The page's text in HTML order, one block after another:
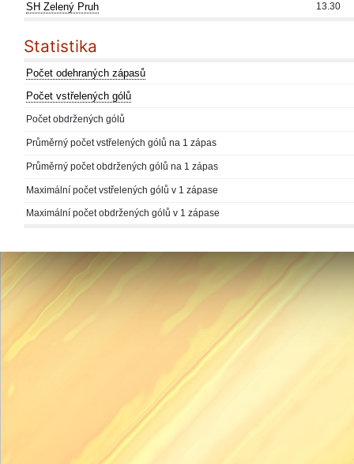
SH Zelený Pruh 13.30
Statistika
Počet odehraných zápasů
Počet vstřelených gólů
Počet obdržených gólů
Průměrný počet vstřelených gólů na 1 zápas
Průměrný počet obdržených gólů na 1 zápas
Maximální počet vstřelených gólů v 1 zápase
Maximální počet obdržených gólů v 1 zápase